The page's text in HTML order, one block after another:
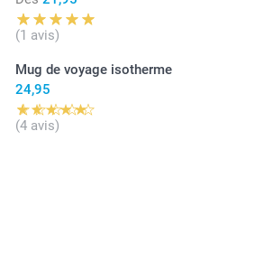
(1 avis)
Mug de voyage isotherme
24,95
(4 avis)